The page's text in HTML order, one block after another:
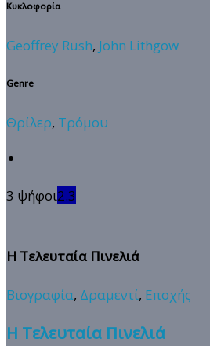
Κυκλοφορία
Geoffrey Rush, John Lithgow
Genre
Θρίλερ, Τρόμου
3 ψήφοι2.3
Η Τελευταία Πινελιά
Βιογραφία, Δραμεντί, Εποχής
Η Τελευταία Πινελιά